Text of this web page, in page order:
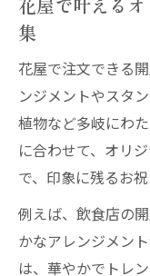
集
花屋で注文できる
ンジメントやスタ
植物など多岐にわ
に合わせて、オリ
で、印象に残るお祝
例えば、飲食店の
かなアレンジメン
は、華やかでトレ